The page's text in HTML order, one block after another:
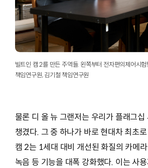
빌트인 캠 2를 만든 주역들. 왼쪽부터 전자편의제어시
책임연구원, 김기철 책임연구원
물론 디 올 뉴 그랜저는 우리가 플래그
챙겼다. 그 중 하나가 바로 현대차 최초로
캠 2는 1세대 대비 개선된 화질의 카메
녹음 등 기능을 대폭 강화했다. 이는 사